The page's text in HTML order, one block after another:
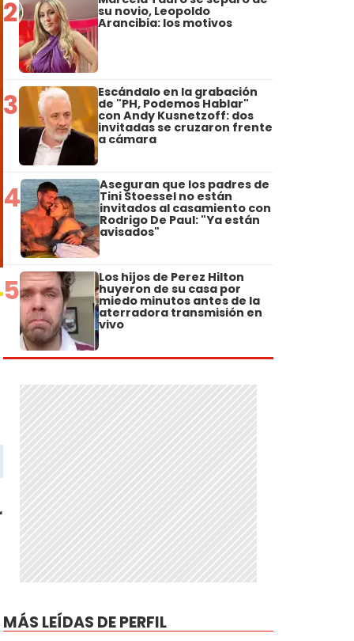
2 su novio, Leopoldo
Arancibia: los motivos
3 Escándalo en la grabación
de "PH, Podemos Hablar"
con Andy Kusnetzoff: dos
invitadas se cruzaron frente
a cámara
4 Aseguran que los padres de
Tini Stoessel no están
invitados al casamiento con
Rodrigo De Paul: "Ya están
avisados"
5 Los hijos de Perez Hilton
huyeron de su casa por
miedo minutos antes de la
aterradora transmisión en
vivo
MÁS LEÍDAS DE PERFIL